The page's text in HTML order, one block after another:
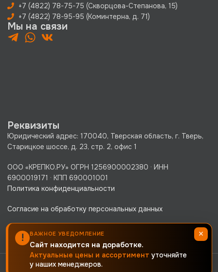
+7 (4822) 78-75-75 (Скворцова-Степанова, 15)
+7 (4822) 78-95-95 (Коминтерна, д. 71)
Мы на связи
Реквизиты
Юридический адрес: 170040, Тверская область, г. Тверь,
Старицкое шоссе, д. 23, стр. 2, офис 1
ООО «КРЕПКО.РУ» ОГРН 1256900002380 · ИНН
6900019171 · КПП 690001001
Политика конфиденциальности
Согласие на обработку персональных данных
Copyright © 2010-2025. Все права защищены. При
использовании контента или любой его части ссылка на наш
! ВАЖНОЕ УВЕДОМЛЕНИЕ
Сайт находится на доработке.
Актуальные цены и ассортимент уточняйте
у наших менеджеров.
×